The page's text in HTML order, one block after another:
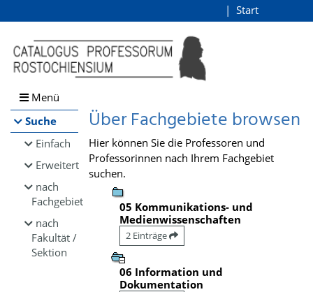
Browsen
direkt zum Inhalt
Start
Menü
Suche
Einfach
Erweitert
nach
Fachgebiet
nach
Fakultät /
Sektion
Über Fachgebiete browsen
Hier können Sie die Professoren und
Professorinnen nach Ihrem Fachgebiet
suchen.
05 Kommunikations- und
Medienwissenschaften
2 Einträge
06 Information und
Dokumentation